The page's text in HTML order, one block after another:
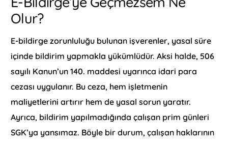
Olur?
E-bildirge zorunluluğu bulunan işverenler, yasal süre
içinde bildirim yapmakla yükümlüdür. Aksi halde, 506
sayılı Kanun’un 140. maddesi uyarınca idari para
cezası uygulanır. Bu ceza, hem işletmenin
maliyetlerini artırır hem de yasal sorun yaratır.
Ayrıca, bildirim yapılmadığında çalışan prim günleri
SGK’ya yansımaz. Böyle bir durum, çalışan haklarının